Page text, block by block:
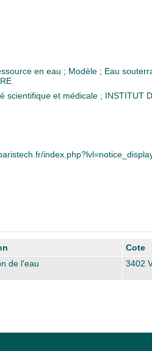
en eau ; Modèle ; Eau
scientifique et médicale ; INSTITUT
Cote
de l'eau 3402